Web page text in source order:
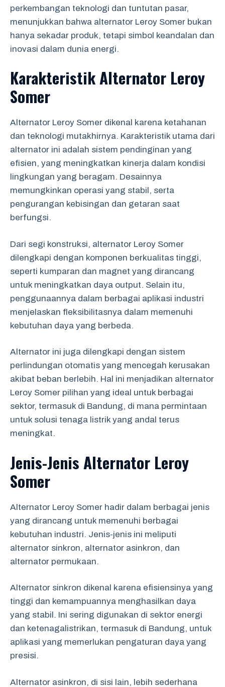
perkembangan teknologi dan tuntutan pasar,
menunjukkan bahwa alternator Leroy Somer bukan
hanya sekadar produk, tetapi simbol keandalan dan
inovasi dalam dunia energi.
Karakteristik Alternator Leroy
Somer
Alternator Leroy Somer dikenal karena ketahanan
dan teknologi mutakhirnya. Karakteristik utama dari
alternator ini adalah sistem pendinginan yang
efisien, yang meningkatkan kinerja dalam kondisi
lingkungan yang beragam. Desainnya
memungkinkan operasi yang stabil, serta
pengurangan kebisingan dan getaran saat
berfungsi.
Dari segi konstruksi, alternator Leroy Somer
dilengkapi dengan komponen berkualitas tinggi,
seperti kumparan dan magnet yang dirancang
untuk meningkatkan daya output. Selain itu,
penggunaannya dalam berbagai aplikasi industri
menjelaskan fleksibilitasnya dalam memenuhi
kebutuhan daya yang berbeda.
Alternator ini juga dilengkapi dengan sistem
perlindungan otomatis yang mencegah kerusakan
akibat beban berlebih. Hal ini menjadikan alternator
Leroy Somer pilihan yang ideal untuk berbagai
sektor, termasuk di Bandung, di mana permintaan
untuk solusi tenaga listrik yang andal terus
meningkat.
Jenis-Jenis Alternator Leroy
Somer
Alternator Leroy Somer hadir dalam berbagai jenis
yang dirancang untuk memenuhi berbagai
kebutuhan industri. Jenis-jenis ini meliputi
alternator sinkron, alternator asinkron, dan
alternator permukaan.
Alternator sinkron dikenal karena efisiensinya yang
tinggi dan kemampuannya menghasilkan daya
yang stabil. Ini sering digunakan di sektor energi
dan ketenagalistrikan, termasuk di Bandung, untuk
aplikasi yang memerlukan pengaturan daya yang
presisi.
Alternator asinkron, di sisi lain, lebih sederhana